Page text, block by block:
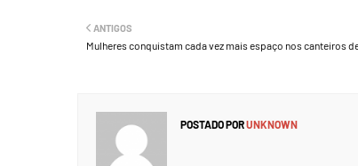
ANTIGOS
Mulheres conquistam cada vez mais espaço nos canteiros
POSTADO PORUNKNOWN